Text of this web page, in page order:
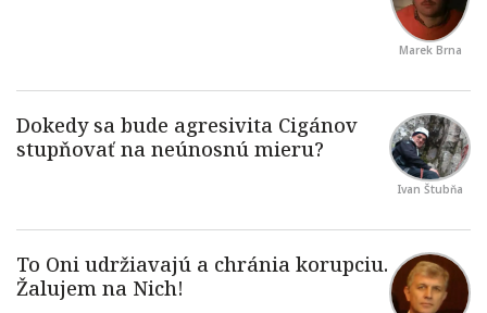
Marek Brna
Ivan Štubňa